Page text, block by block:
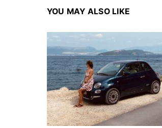
YOU MAY ALSO LIKE